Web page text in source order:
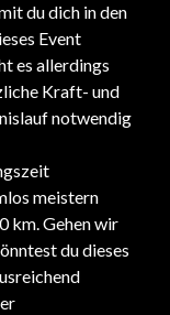
du dich in den
Event
es allerdings
Kraft- und
notwendig
meistern
km. Gehen wir
du dieses